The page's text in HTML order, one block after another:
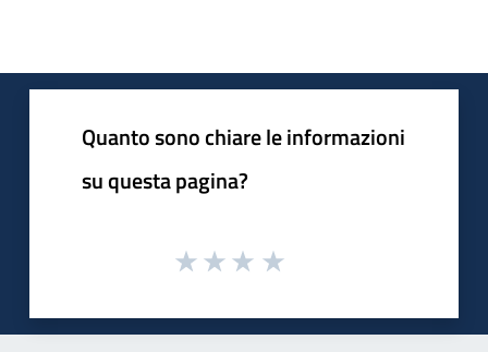
Quanto sono chiare le informazioni
su questa pagina?